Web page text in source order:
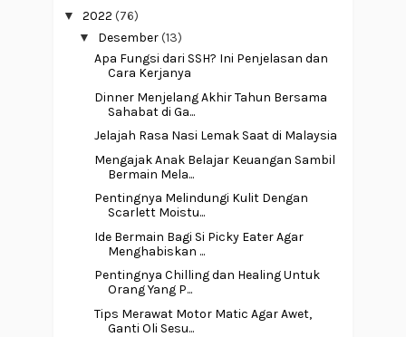
▼ 2022 (76)
▼ Desember(13)
Apa Fungsi dari SSH? Ini Penjelasan dan
Cara Kerjanya
Dinner Menjelang Akhir Tahun Bersama
Sahabat di Ga...
Jelajah Rasa Nasi Lemak Saat di Malaysia
Mengajak Anak Belajar Keuangan Sambil
Bermain Mela...
Pentingnya Melindungi Kulit Dengan
Scarlett Moistu...
Ide Bermain Bagi Si Picky Eater Agar
Menghabiskan ...
Pentingnya Chilling dan Healing Untuk
Orang Yang P...
Tips Merawat Motor Matic Agar Awet,
Ganti Oli Sesu...